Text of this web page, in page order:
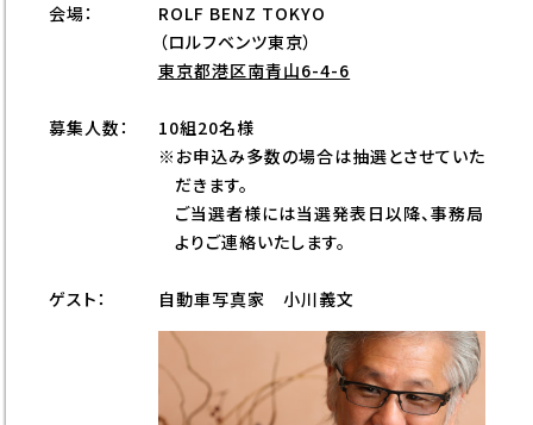
会場：
ROLF BENZ TOKYO
（ロルフベンツ東京）
東京都港区南青山6-4-6
募集人数：
10組20名様
※お申込み多数の場合は抽選とさせていた
だきます。
ご当選者様には当選発表日以降、事務局
よりご連絡いたします。
ゲスト： 自動車写真家 小川義文